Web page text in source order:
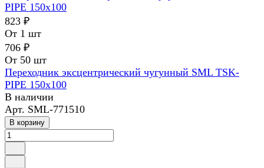
823 ₽
От 1 шт
706 ₽
От 50 шт
Переходник эксцентрический чугунный SML TSK-
PIPE 150х100
В наличии
Арт. SML-771510
В корзину